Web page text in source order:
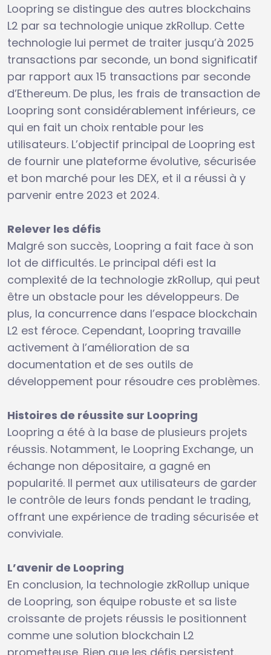
Loopring se distingue des autres blockchains
L2 par sa technologie unique zkRollup. Cette
technologie lui permet de traiter jusqu’à 2025
transactions par seconde, un bond significatif
par rapport aux 15 transactions par seconde
d’Ethereum. De plus, les frais de transaction de
Loopring sont considérablement inférieurs, ce
qui en fait un choix rentable pour les
utilisateurs. L’objectif principal de Loopring est
de fournir une plateforme évolutive, sécurisée
et bon marché pour les DEX, et il a réussi à y
parvenir entre 2023 et 2024.
Relever les défis
Malgré son succès, Loopring a fait face à son
lot de difficultés. Le principal défi est la
complexité de la technologie zkRollup, qui peut
être un obstacle pour les développeurs. De
plus, la concurrence dans l’espace blockchain
L2 est féroce. Cependant, Loopring travaille
activement à l’amélioration de sa
documentation et de ses outils de
développement pour résoudre ces problèmes.
Histoires de réussite sur Loopring
Loopring a été à la base de plusieurs projets
réussis. Notamment, le Loopring Exchange, un
échange non dépositaire, a gagné en
popularité. Il permet aux utilisateurs de garder
le contrôle de leurs fonds pendant le trading,
offrant une expérience de trading sécurisée et
conviviale.
L’avenir de Loopring
En conclusion, la technologie zkRollup unique
de Loopring, son équipe robuste et sa liste
croissante de projets réussis le positionnent
comme une solution blockchain L2